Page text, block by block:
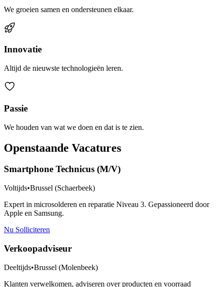
We groeien samen en ondersteunen elkaar.
Innovatie
Altijd de nieuwste technologieën leren.
Passie
We houden van wat we doen en dat is te zien.
Openstaande Vacatures
Smartphone Technicus (M/V)
Voltijds•Brussel (Schaerbeek)
Expert in microsolderen en reparatie Niveau 3. Gepassioneerd door
Apple en Samsung.
Nu Solliciteren
Verkoopadviseur
Deeltijds•Brussel (Molenbeek)
Klanten verwelkomen, adviseren over producten en voorraad